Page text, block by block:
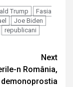
Trump
Fasia
Joe Biden
republicani
Next
n România,